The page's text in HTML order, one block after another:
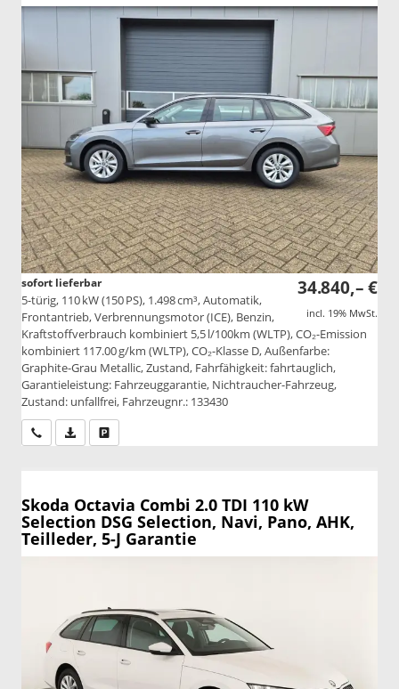
34.840,– €
incl. 19% MwSt.
sofort lieferbar
5-türig, 110 kW (150 PS), 1.498 cm³, Automatik,
Frontantrieb, Verbrennungsmotor (ICE), Benzin,
Kraftstoffverbrauch kombiniert 5,5 l/100km (WLTP), CO₂-Emission
kombiniert 117.00 g/km (WLTP), CO₂-Klasse D, Außenfarbe:
Graphite-Grau Metallic, Zustand, Fahrfähigkeit: fahrtauglich,
Garantieleistung: Fahrzeuggarantie, Nichtraucher-Fahrzeug,
Zustand: unfallfrei, Fahrzeugnr.: 133430
Wir rufen Sie anPDF-Datei, Fahrzeugexposé drucken
Skoda Octavia Combi 2.0 TDI 110 kW
Selection DSG Selection, Navi, Pano, AHK,
Teilleder, 5-J Garantie